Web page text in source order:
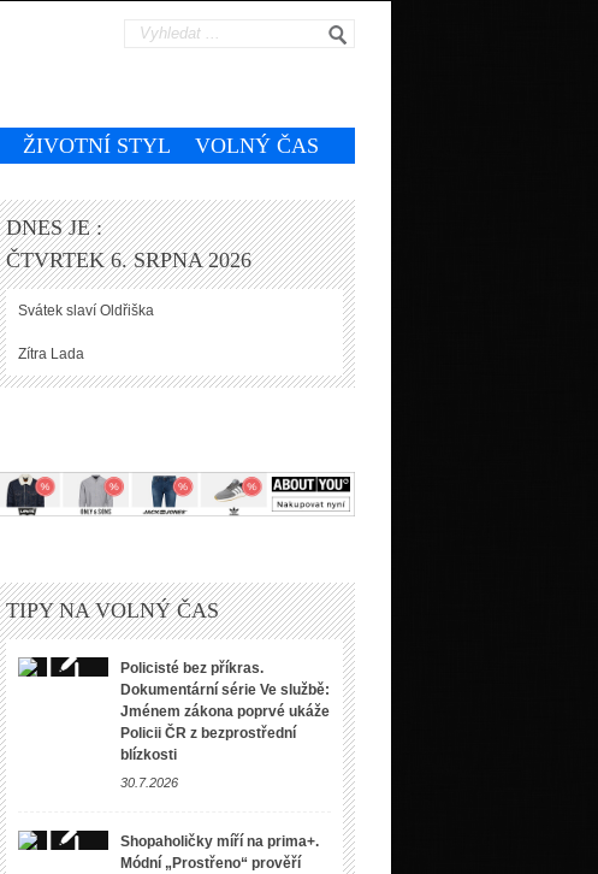
ŽIVOTNÍ STYL VOLNÝ ČAS
DNES JE :
ČTVRTEK 6. SRPNA 2026
Svátek slaví Oldřiška
Zítra Lada
TIPY NA VOLNÝ ČAS
Policisté bez příkras.
Dokumentární série Ve službě:
Jménem zákona poprvé ukáže
Policii ČR z bezprostřední
blízkosti
30.7.2026
Shopaholičky míří na prima+.
Módní „Prostřeno“ prověří